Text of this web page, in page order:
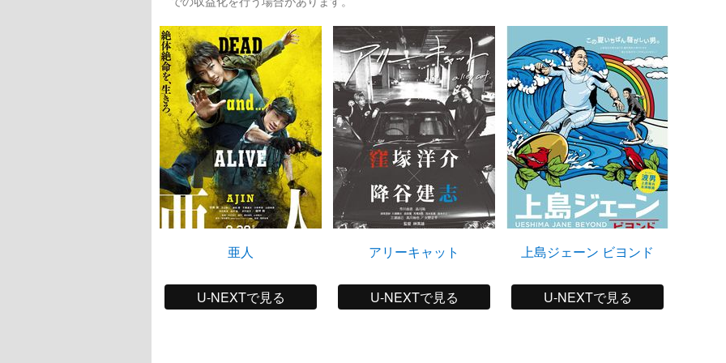
亜人
U-NEXTで見る
アリーキャット
U-NEXTで見る
上島ジェーン ビヨンド
U-NEXTで見る